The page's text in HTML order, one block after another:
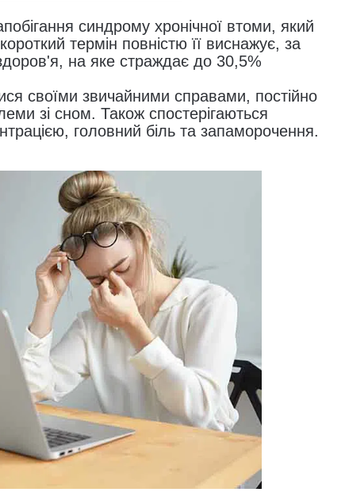
синдрому хронічної втоми, який
термін повністю її виснажує, за
на яке страждає до 30,5%
своїми звичайними справами, постійно
зі сном. Також спостерігаються
головний біль та запаморочення.